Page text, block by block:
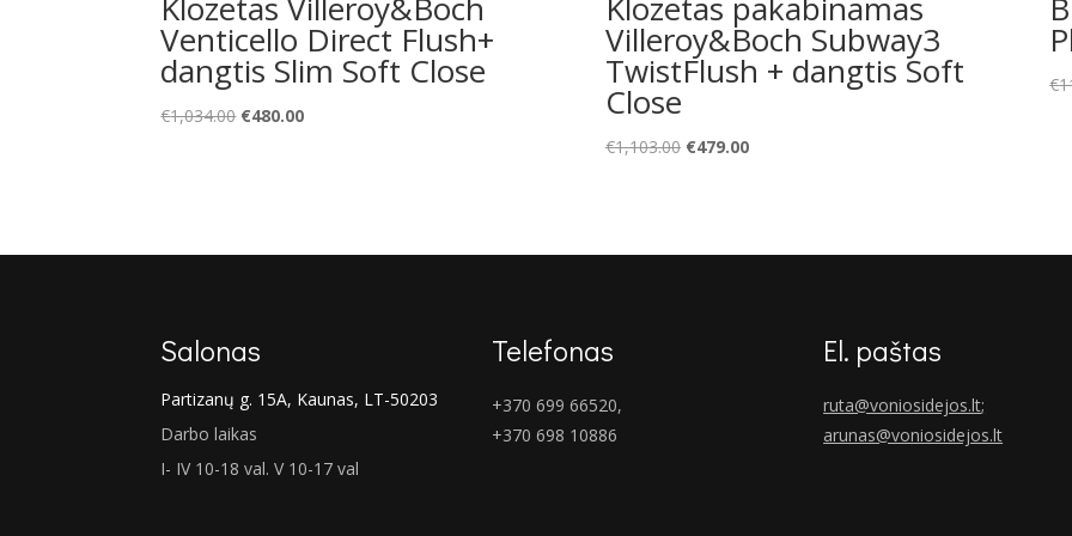
Klozetas Villeroy&Boch
Venticello Direct Flush+
dangtis Slim Soft Close
€1,034.00 Original
€480.00Current
Klozetas pakabinamas
Villeroy&Boch Subway3
TwistFlush + dangtis Soft
Close
€1,103.00 Original
€479.00Current
€
Salonas
Partizanų g. 15A, Kaunas, LT-50203
Darbo laikas
I- IV 10-18 val. V 10-17 val
Telefonas
+370 699 66520,
+370 698 10886
El. paštas
ruta@voniosidejos.lt;
arunas@voniosidejos.lt